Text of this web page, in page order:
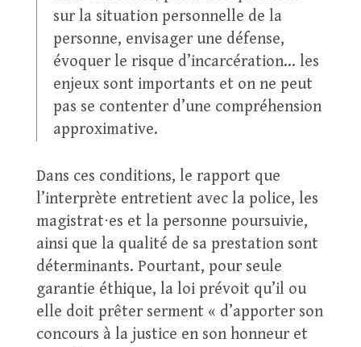
sur la situation personnelle de la
personne, envisager une défense,
évoquer le risque d’incarcération… les
enjeux sont importants et on ne peut
pas se contenter d’une compréhension
approximative.
Dans ces conditions, le rapport que
l’interprète entretient avec la police, les
magistrat⋅es et la personne poursuivie,
ainsi que la qualité de sa prestation sont
déterminants. Pourtant, pour seule
garantie éthique, la loi prévoit qu’il ou
elle doit prêter serment « d’apporter son
concours à la justice en son honneur et